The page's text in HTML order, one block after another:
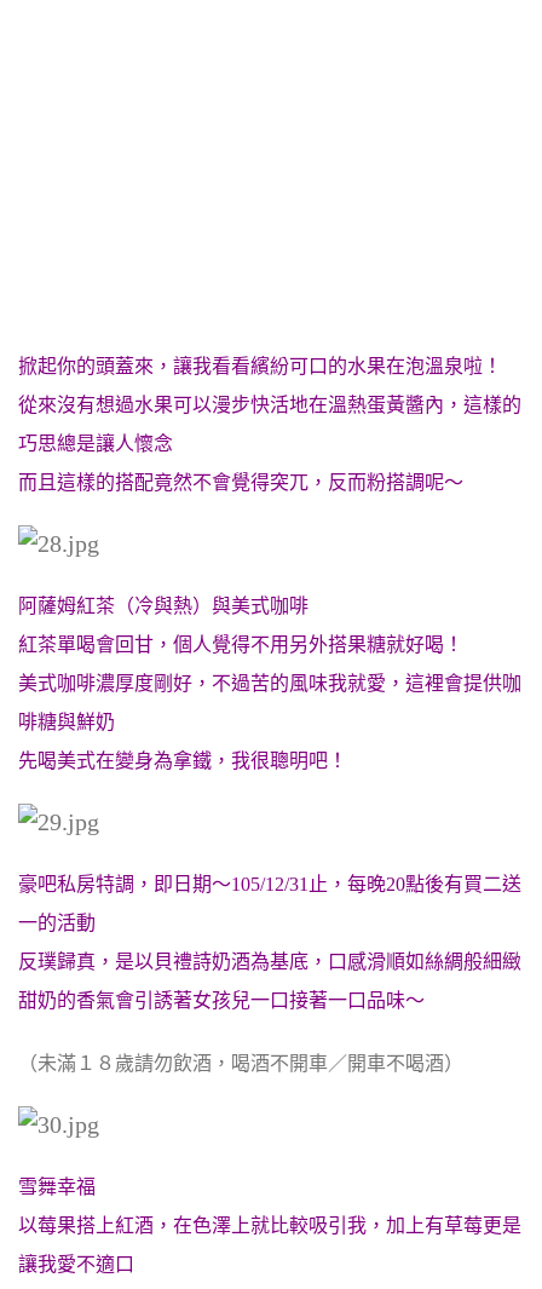
掀起你的頭蓋來，讓我看看繽紛可口的水果在泡溫泉啦！
從來沒有想過水果可以漫步快活地在溫熱蛋黃醬內，這樣的
巧思總是讓人懷念
而且這樣的搭配竟然不會覺得突兀，反而粉搭調呢～
阿薩姆紅茶（冷與熱）與美式咖啡
紅茶單喝會回甘，個人覺得不用另外搭果糖就好喝！
美式咖啡濃厚度剛好，不過苦的風味我就愛，這裡會提供咖
啡糖與鮮奶
先喝美式在變身為拿鐵，我很聰明吧！
豪吧私房特調，即日期～105/12/31止，每晚20點後有買二送
一的活動
反璞歸真，是以貝禮詩奶酒為基底， 口感滑順如絲綢般細緻
甜奶的香氣會引誘著女孩兒一口接著一口品味～
（未滿１８歲請勿飲酒，喝酒不開車／開車不喝酒）
雪舞幸福
以莓果搭上紅酒，在色澤上就比較吸引我，加上有草莓更是
讓我愛不適口